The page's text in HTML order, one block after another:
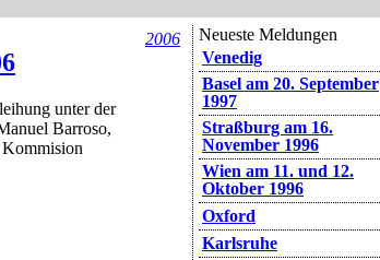
2006
unter der
Barroso,
Kommision
Neueste Meldungen
Venedig
Basel am 20. September
1997
Straßburg am 16.
November 1996
Wien am 11. und 12.
Oktober 1996
Oxford
Karlsruhe